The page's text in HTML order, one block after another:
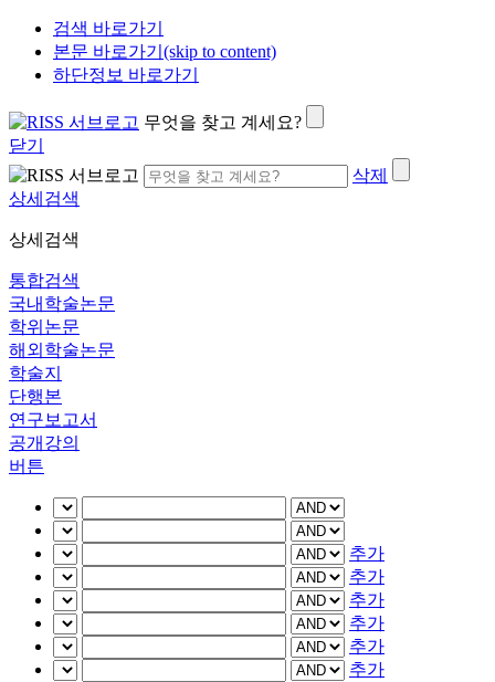
검색 바로가기
본문 바로가기(skip to content)
하단정보 바로가기
무엇을 찾고 계세요?
닫기
삭제
상세검색
상세검색
통합검색
국내학술논문
학위논문
해외학술논문
학술지
단행본
연구보고서
공개강의
버튼
추가
추가
추가
추가
추가
추가